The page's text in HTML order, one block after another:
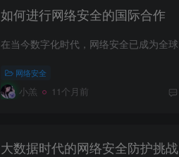
如何进行网络安全的国际合作
网络安全
小羔 11个月前
大数据时代的网络安全防护挑战